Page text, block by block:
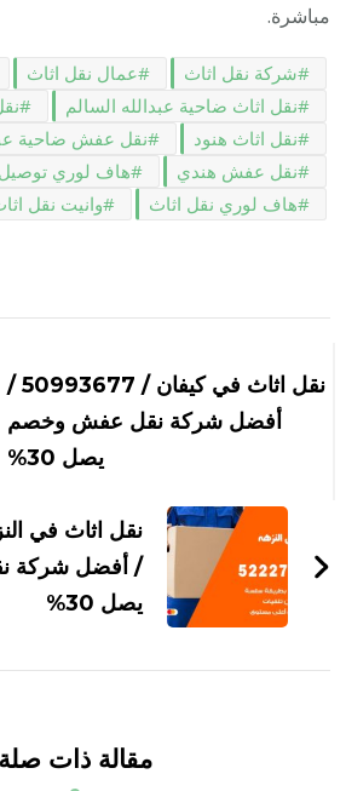
مباشرة.
شركة نقل اثاث عمال نقل اثاث
نقل اثاث ضاحية عبدالله السالم
نقل اثاث هنود
نقل عفش ضاحية
نقل عفش هندي
هاف لوري توصيل
هاف لوري نقل اثاث
وانيت نقل
بين
التدوينات
نقل اثاث في كيفان / 50993677 /
أفضل شركة نقل عفش وخصم
يصل 30%
/ أفضل شركة
يصل 30%
مقالة ذات صلة